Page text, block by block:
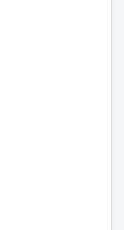
ゅーんず !) =
Tunes !